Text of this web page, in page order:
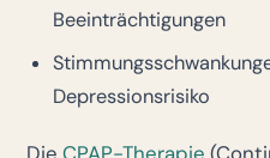
Beeinträchtigungen
Depressionsrisiko